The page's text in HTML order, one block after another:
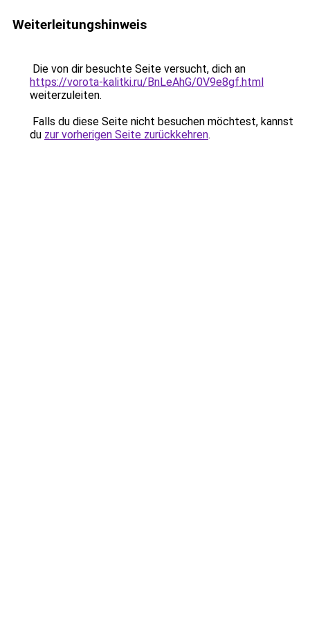
Weiterleitungshinweis
Die von dir besuchte Seite versucht, dich an
https://vorota-kalitki.ru/BnLeAhG/0V9e8gf.html
weiterzuleiten.
Falls du diese Seite nicht besuchen möchtest, kannst
du zur vorherigen Seite zurückkehren.